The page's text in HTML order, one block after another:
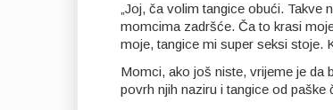
„Joj, ča volim tangice obući.
momcima zadršće. Ča to krasi
moje, tangice mi super seksi stoje.
Momci, ako još niste, vrijeme je da
povrh njih naziru i tangice od paške